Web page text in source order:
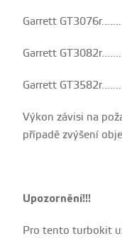
Garrett
Garrett
Garrett
Výkon závisi na
případě zvýšení
Upozornění!!!
Pro tento turbokit